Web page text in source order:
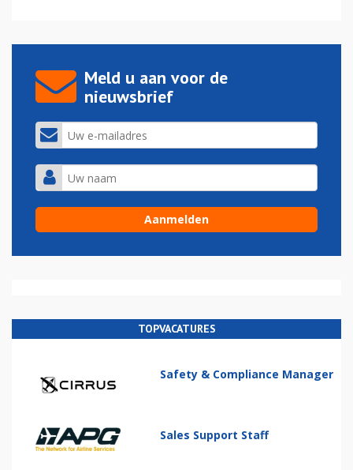
Meld u aan voor de
nieuwsbrief
TOPVACATURES
Safety & Compliance Manager
Sales Support Staff